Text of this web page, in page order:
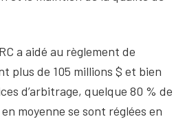
a aidé au règlement de
plus de 105 millions $ et bien
d’arbitrage, quelque 80 % de
moyenne se sont réglées en